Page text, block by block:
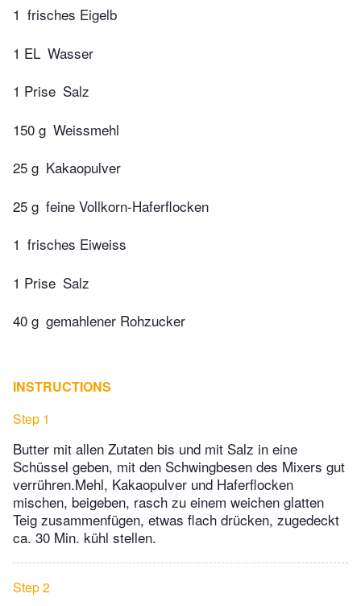
1 frisches Eigelb
1 EL Wasser
1 Prise Salz
150 g Weissmehl
25 g Kakaopulver
25 g feine Vollkorn-Haferflocken
1 frisches Eiweiss
1 Prise Salz
40 g gemahlener Rohzucker
INSTRUCTIONS
Step 1
Butter mit allen Zutaten bis und mit Salz in eine
Schüssel geben, mit den Schwingbesen des Mixers gut
verrühren.Mehl, Kakaopulver und Haferflocken
mischen, beigeben, rasch zu einem weichen glatten
Teig zusammenfügen, etwas flach drücken, zugedeckt
ca. 30 Min. kühl stellen.
Step 2